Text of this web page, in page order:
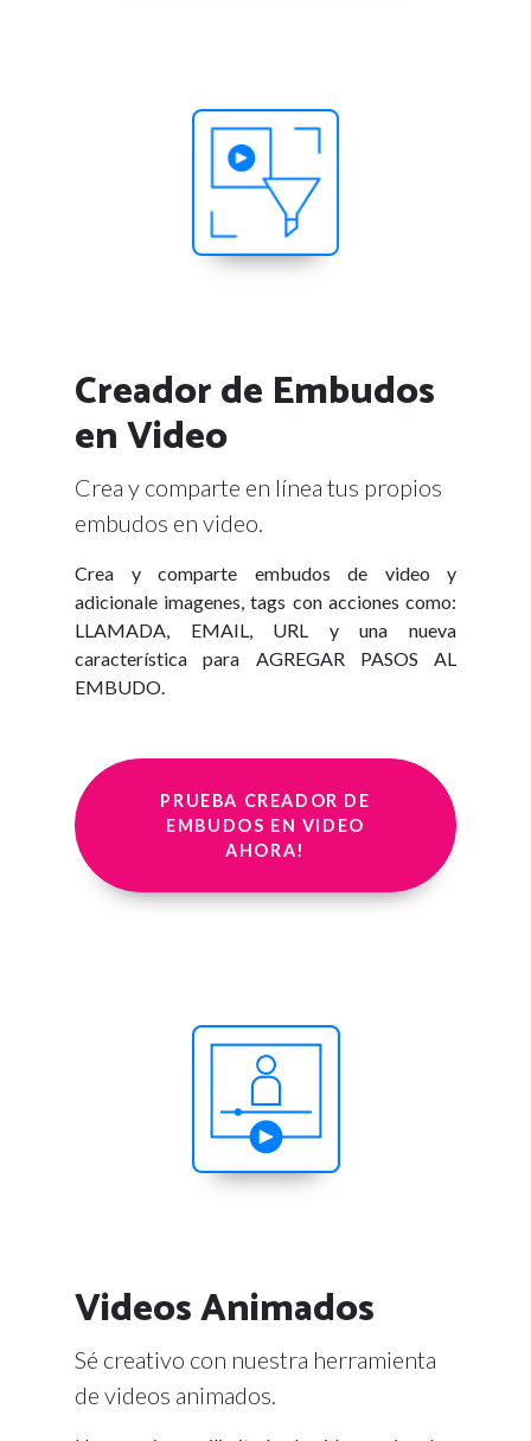
Creador de Embudos
en Video
Crea y comparte en línea tus propios
embudos en video.
Crea y comparte embudos de video y
adicionale imagenes, tags con acciones como:
LLAMADA, EMAIL, URL y una nueva
característica para AGREGAR PASOS AL
EMBUDO.
PRUEBA CREADOR DE
EMBUDOS EN VIDEO
AHORA!
Videos Animados
Sé creativo con nuestra herramienta
de videos animados.